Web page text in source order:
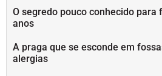
O segredo pouco conhecido para
anos
A praga que se esconde em
alergias